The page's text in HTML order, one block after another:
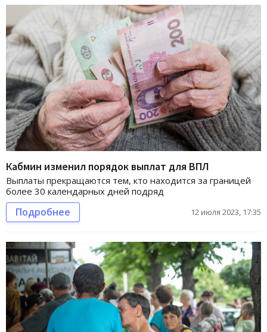
Кабмин изменил порядок выплат для ВПЛ
Выплаты прекращаются тем, кто находится за границей
более 30 календарных дней подряд
Подробнее 12 июля 2023, 17:35